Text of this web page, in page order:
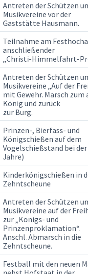
Antreten der Schützen
Musikvereine vor der
Gaststätte Hausmann.
Teilnahme am
anschließender
„Christi-Himmelfahrt-
Antreten der Schützen
Musikvereine „Auf der
mit Gewehr. Marsch
König und zurück
zur Burg.
Prinzen-, Bierfass- und
Königschießen auf dem
Vogelschießstand bei
Jahre)
Kinderkönigschießen in
Zehntscheune
Antreten der Schützen
Musikvereine auf der
zur „Königs- und
Prinzenproklamation“.
Anschl. Abmarsch in die
Zehntscheune.
Festball mit den neuen